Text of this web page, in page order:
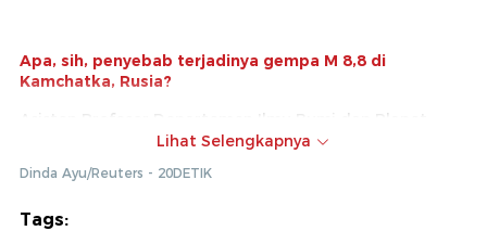
Apa, sih, penyebab terjadinya gempa M 8,8 di
Kamchatka, Rusia?
Asisten Profesor Departemen Ilmu Bumi dan Planet
University of Hong Kong Liu Xin menyebut ini ada
tahun. Waduh... gimana, tuh?
Langsung aja cek video berikut ini buat menyimak
Lihat Selengkapnya
Dinda Ayu/Reuters - 20DETIK
Tags: